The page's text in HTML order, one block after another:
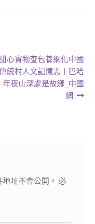
心寶物查包養網化中國
統村人文記憶志丨巴哈
年夜山深處是故鄉_中國
網
址不會公開。 必